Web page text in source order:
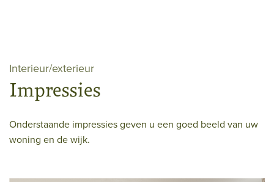
Interieur/exterieur
Impressies
Onderstaande impressies geven u een goed beeld van uw
woning en de wijk.